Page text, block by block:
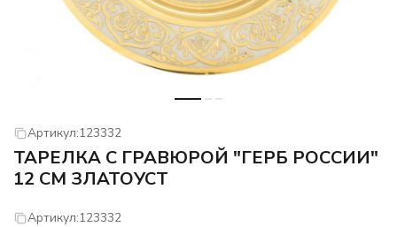
Артикул:123332
ТАРЕЛКА С ГРАВЮРОЙ "ГЕРБ РОССИИ"
12 СМ ЗЛАТОУСТ
Артикул:123332